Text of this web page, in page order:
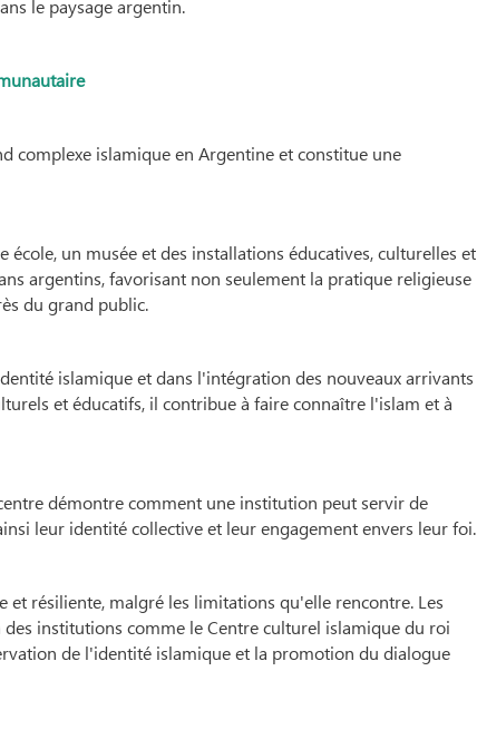
le paysage argentin.
complexe islamique en Argentine et constitue une
un musée et des installations éducatives, culturelles et
argentins, favorisant non seulement la pratique religieuse
du grand public.
islamique et dans l'intégration des nouveaux arrivants
et éducatifs, il contribue à faire connaître l'islam et à
démontre comment une institution peut servir de
leur identité collective et leur engagement envers leur foi.
résiliente, malgré les limitations qu'elle rencontre. Les
institutions comme le Centre culturel islamique du roi
de l'identité islamique et la promotion du dialogue